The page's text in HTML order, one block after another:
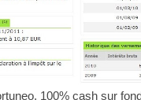
100% cash sur